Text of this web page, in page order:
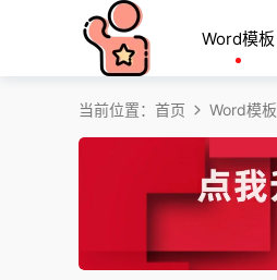
Word模板
当前位置： 首页 Word模板